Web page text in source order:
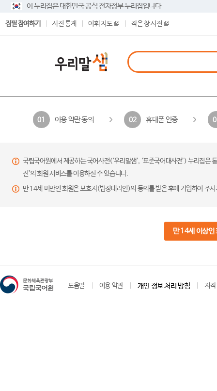
이 누리집은 대한민국 공식 전자정부 누리집입니다.
집필 참여하기 사전 통계 어휘 지도 작은 창 사전
01 이용 약관 동의 02 휴대폰 인증
국립국어원에서 제공하는 국어사전(‘우리말샘’, ‘표준국어대사전’) 누리집
전’의 회원 서비스를 이용하실 수 있습니다.
만 14세 미만인 회원은 보호자(법정대리인)의 동의를 받은 후에 가입하여 주
만 14세 이상인
도움말 이용 약관 개인 정보 처리 방침 저